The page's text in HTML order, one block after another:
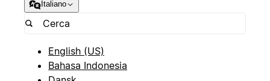
Italiano
English (US)
Bahasa Indonesia